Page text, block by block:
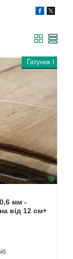
Ґатунок I
мм -
від 12 см+